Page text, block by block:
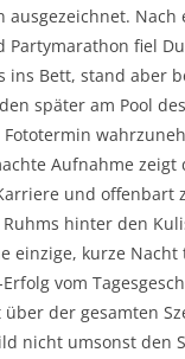
ausgezeichnet. Nach
Partymarathon fiel
ins Bett, stand aber
später am Pool
Aufnahme
und offenbart
hinter den
einzige, kurze
vom
der gesamten
nicht umsonst den